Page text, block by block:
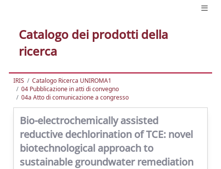
Catalogo dei prodotti della
ricerca
IRIS
Catalogo Ricerca UNIROMA1
04 Pubblicazione in atti di convegno
04a Atto di comunicazione a congresso
Bio-electrochemically assisted
reductive dechlorination of TCE: novel
biotechnological approach to
sustainable groundwater remediation